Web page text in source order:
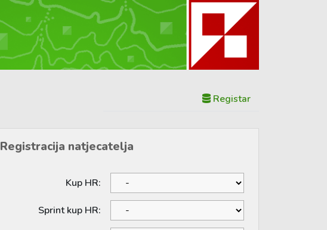
Registar
Registracija natjecatelja
Kup HR:
Sprint kup HR: